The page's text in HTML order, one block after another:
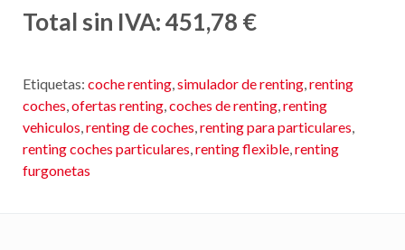
Total sin IVA: 451,78 €
Etiquetas: coche renting,simulador de renting,renting
coches,ofertas renting,coches de renting,renting
vehiculos,renting de coches,renting para particulares,
renting coches particulares,renting flexible,renting
furgonetas